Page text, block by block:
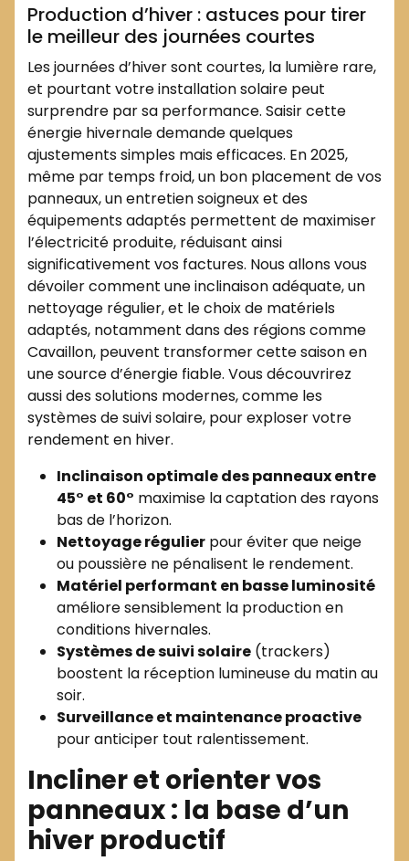
Production d’hiver : astuces pour tirer
le meilleur des journées courtes
Les journées d’hiver sont courtes, la lumière rare,
et pourtant votre installation solaire peut
surprendre par sa performance. Saisir cette
énergie hivernale demande quelques
ajustements simples mais efficaces. En 2025,
même par temps froid, un bon placement de vos
panneaux, un entretien soigneux et des
équipements adaptés permettent de maximiser
l’électricité produite, réduisant ainsi
significativement vos factures. Nous allons vous
dévoiler comment une inclinaison adéquate, un
nettoyage régulier, et le choix de matériels
adaptés, notamment dans des régions comme
Cavaillon, peuvent transformer cette saison en
une source d’énergie fiable. Vous découvrirez
aussi des solutions modernes, comme les
systèmes de suivi solaire, pour exploser votre
rendement en hiver.
Inclinaison optimale des panneaux entre
45° et 60° maximise la captation des rayons
bas de l’horizon.
Nettoyage régulier pour éviter que neige
ou poussière ne pénalisent le rendement.
Matériel performant en basse luminosité
améliore sensiblement la production en
conditions hivernales.
Systèmes de suivi solaire (trackers)
boostent la réception lumineuse du matin au
soir.
Surveillance et maintenance proactive
pour anticiper tout ralentissement.
Incliner et orienter vos
panneaux : la base d’un
hiver productif